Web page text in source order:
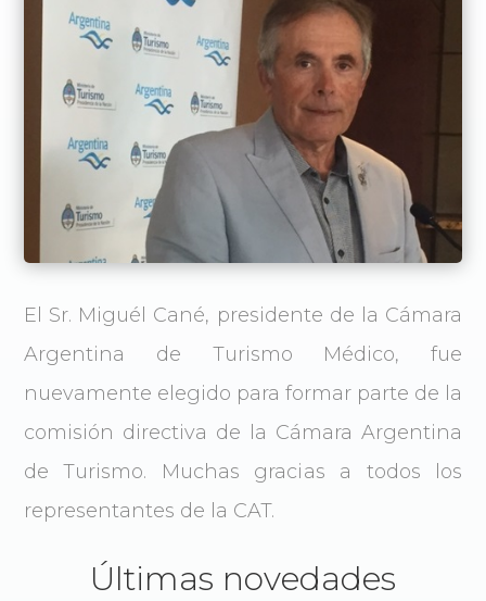
El Sr. Miguél Cané, presidente de la Cámara
Argentina de Turismo Médico, fue
nuevamente elegido para formar parte de la
comisión directiva de la Cámara Argentina
de Turismo. Muchas gracias a todos los
representantes de la CAT.
Últimas novedades